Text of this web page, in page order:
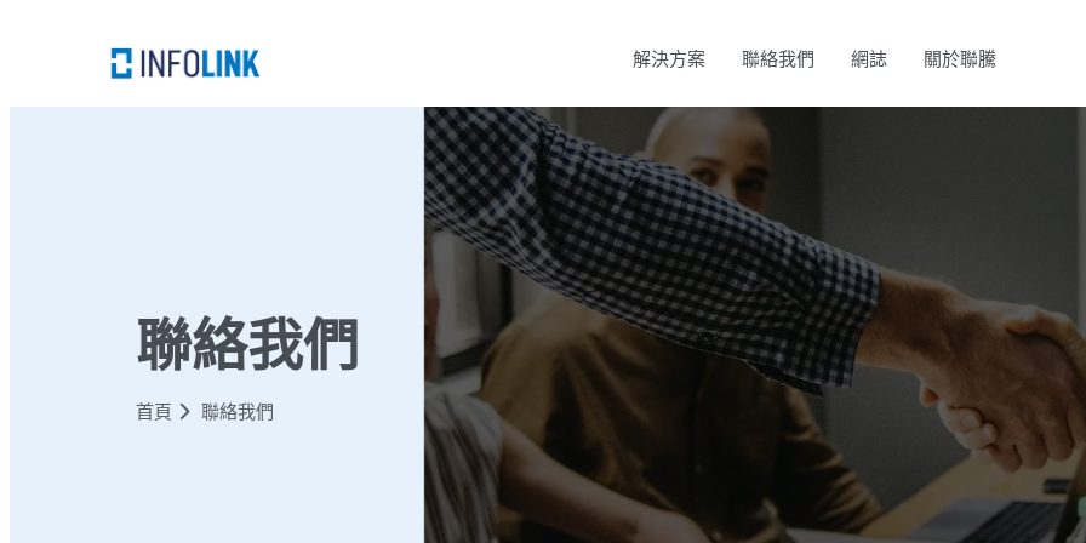
解決方案 聯絡我們 網誌 關於聯騰
聯絡我們
首頁 聯絡我們